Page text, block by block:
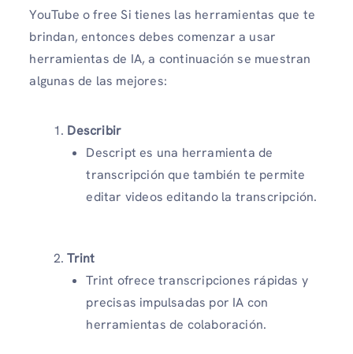
YouTube o free Si tienes las herramientas que te
brindan, entonces debes comenzar a usar
herramientas de IA, a continuación se muestran
algunas de las mejores:
Describir
Descript es una herramienta de
transcripción que también te permite
editar videos editando la transcripción.
Trint
Trint ofrece transcripciones rápidas y
precisas impulsadas por IA con
herramientas de colaboración.